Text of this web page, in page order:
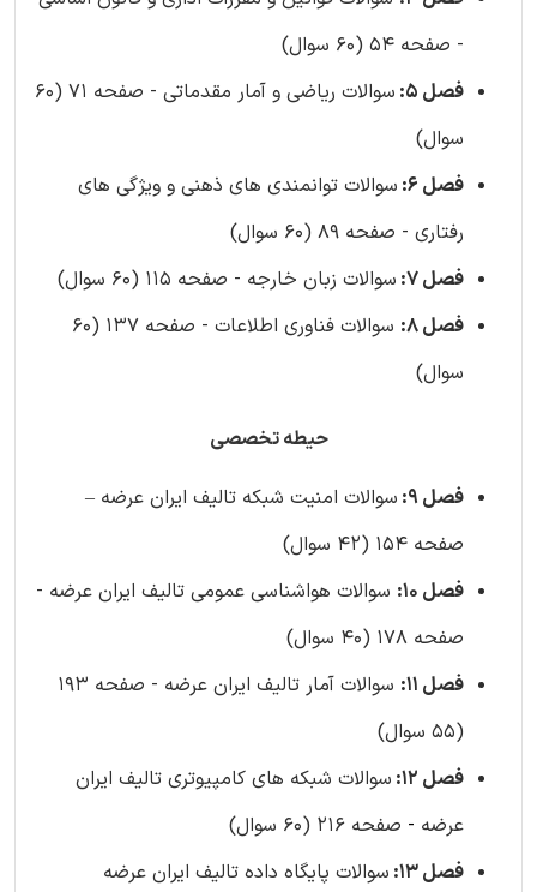
- صفحه 54 (60 سوال)
فصل 5:
سوالات ریاضی و آمار مقدماتی - صفحه 71 (60
سوال)
فصل 6:
سوالات توانمندی های ذهنی و ویژگی های
رفتاری - صفحه 89 (60 سوال)
فصل 7:
سوالات زبان خارجه - صفحه 115 (60 سوال)
فصل 8:
سوالات فناوری اطلاعات - صفحه 137 (60
سوال)
حیطه تخصصی
فصل 9:
سوالات امنیت شبکه تالیف ایران عرضه –
صفحه 154 (42 سوال)
فصل 10:
سوالات هواشناسی عمومی تالیف ایران عرضه -
صفحه 178 (40 سوال)
فصل 11:
سوالات آمار تالیف ایران عرضه - صفحه 193
(55 سوال)
فصل 12:
سوالات شبکه های کامپیوتری تالیف ایران
عرضه - صفحه 216 (60 سوال)
فصل 13:
سوالات پایگاه داده تالیف ایران عرضه